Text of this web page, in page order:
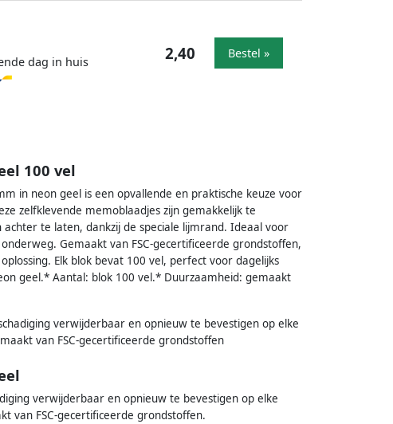
dag in huis
2,40 Bestel »
100 vel
in neon geel is een opvallende en praktische keuze voor
zelfklevende memoblaadjes zijn gemakkelijk te
te laten, dankzij de speciale lijmrand. Ideaal voor
Gemaakt van FSC-gecertificeerde grondstoffen,
Elk blok bevat 100 vel, perfect voor dagelijks
geel.* Aantal: blok 100 vel.* Duurzaamheid: gemaakt
verwijderbaar en opnieuw te bevestigen op elke
van FSC-gecertificeerde grondstoffen
verwijderbaar en opnieuw te bevestigen op elke
van FSC-gecertificeerde grondstoffen.